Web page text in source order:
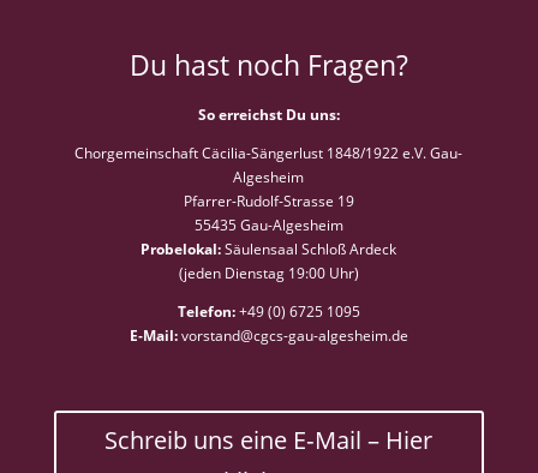
Du hast noch Fragen?
So erre­ichst Du uns:
Chorge­mein­schaft Cäcil­ia-Sänger­lust 1848/1922 e.V. Gau-
Algesheim
Pfar­rer-Rudolf-Strasse 19
55435 Gau-Algesheim
Pro­belokal:Säu­len­saal Schloß Ardeck
(jeden Dien­stag 19:00 Uhr)
Tele­fon:+49 (0) 6725 1095
E‑Mail:vorstand@cgcs-gau-algesheim.de
Schreib uns eine E‑Mail – Hier